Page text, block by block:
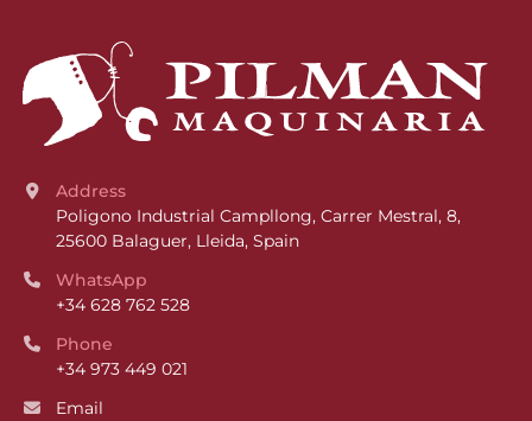
Address
Poligono Industrial Campllong, Carrer Mestral, 8,
25600 Balaguer, Lleida, Spain
WhatsApp
+34 628 762 528
Phone
+34 973 449 021
Email